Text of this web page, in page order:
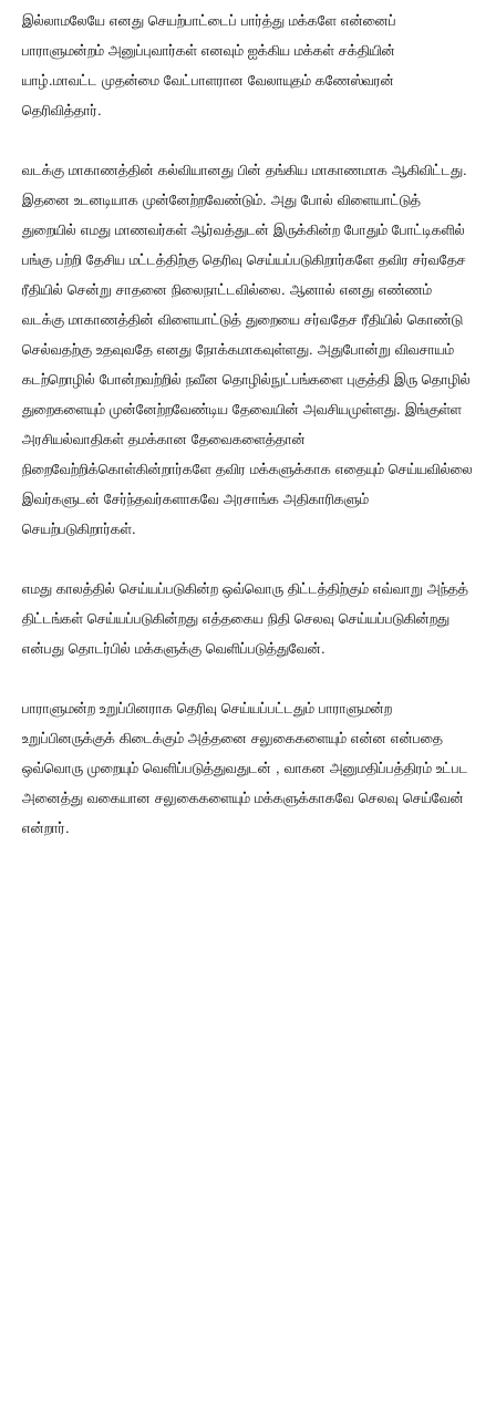
இல்லாமலேயே எனது செயற்பாட்டைப் பார்த்து மக்களே என்னைப்
பாராளுமன்றம் அனுப்புவார்கள் எனவும் ஐக்கிய மக்கள் சக்தியின்
யாழ்.மாவட்ட முதன்மை வேட்பாளரான வேலாயுதம் கணேஸ்வரன்
தெரிவித்தார்.
வடக்கு மாகாணத்தின் கல்வியானது பின் தங்கிய மாகாணமாக ஆகிவிட்டது.
இதனை உடனடியாக முன்னேற்றவேண்டும். அது போல் விளையாட்டுத்
துறையில் எமது மாணவர்கள் ஆர்வத்துடன் இருக்கின்ற போதும் போட்டிகளில்
பங்கு பற்றி தேசிய மட்டத்திற்கு தெரிவு செய்யப்படுகிறார்களே தவிர சர்வதேச
ரீதியில் சென்று சாதனை நிலைநாட்டவில்லை. ஆனால் எனது எண்ணம்
வடக்கு மாகாணத்தின் விளையாட்டுத் துறையை சர்வதேச ரீதியில் கொண்டு
செல்வதற்கு உதவுவதே எனது நோக்கமாகவுள்ளது. அதுபோன்று விவசாயம்
கடற்றொழில் போன்றவற்றில் நவீன தொழில்நுட்பங்களை புகுத்தி இரு தொழில்
துறைகளையும் முன்னேற்றவேண்டிய தேவையின் அவசியமுள்ளது. இங்குள்ள
அரசியல்வாதிகள் தமக்கான தேவைகளைத்தான்
நிறைவேற்றிக்கொள்கின்றார்களே தவிர மக்களுக்காக எதையும் செய்யவில்லை
இவர்களுடன் சேர்ந்தவர்களாகவே அரசாங்க அதிகாரிகளும்
செயற்படுகிறார்கள்.
எமது காலத்தில் செய்யப்படுகின்ற ஒவ்வொரு திட்டத்திற்கும் எவ்வாறு அந்தத்
திட்டங்கள் செய்யப்படுகின்றது எத்தகைய நிதி செலவு செய்யப்படுகின்றது
என்பது தொடர்பில் மக்களுக்கு வெளிப்படுத்துவேன்.
பாராளுமன்ற உறுப்பினராக தெரிவு செய்யப்பட்டதும் பாராளுமன்ற
உறுப்பினருக்குக் கிடைக்கும் அத்தனை சலுகைகளையும் என்ன என்பதை
ஒவ்வொரு முறையும் வெளிப்படுத்துவதுடன் , வாகன அனுமதிப்பத்திரம் உட்பட
அனைத்து வகையான சலுகைகளையும் மக்களுக்காகவே செலவு செய்வேன்
என்றார்.